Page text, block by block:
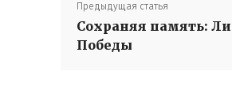
Предыдущая статья
Сохраняя память:
Победы